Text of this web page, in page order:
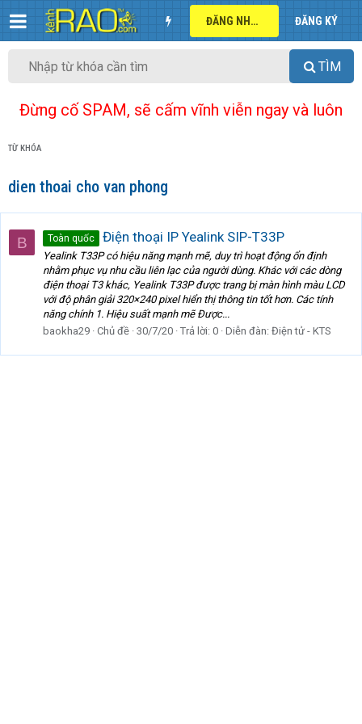
ĐĂNG NHẬP ĐĂNG KÝ
TÌM
Đừng cố SPAM, sẽ cấm vĩnh viễn ngay và luôn
TỪ KHÓA
dien thoai cho van phong
B Toàn quốc Điện thoại IP Yealink SIP-T33P
Yealink T33P có hiệu năng mạnh mẽ, duy trì hoạt động ổn định
nhằm phục vụ nhu cầu liên lạc của người dùng. Khác với các dòng
điện thoại T3 khác, Yealink T33P được trang bị màn hình màu LCD
với độ phân giải 320×240 pixel hiển thị thông tin tốt hơn. Các tính
năng chính 1. Hiệu suất mạnh mẽ Được...
baokha29 Chủ đề 30/7/20 Trả lời: 0 Diễn đàn: Điện tử - KTS